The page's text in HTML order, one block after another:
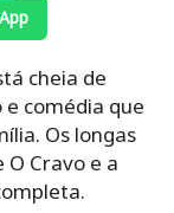
cheia de
comédia que
Os longas
Cravo e a